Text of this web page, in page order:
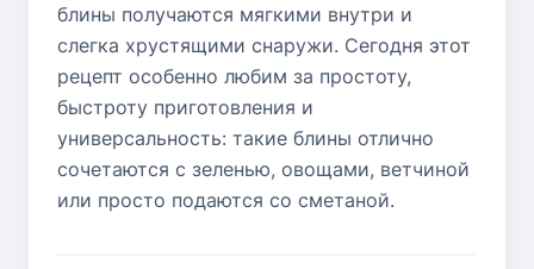
блины получаются мягкими внутри и
слегка хрустящими снаружи. Сегодня этот
рецепт особенно любим за простоту,
быстроту приготовления и
универсальность: такие блины отлично
сочетаются с зеленью, овощами, ветчиной
или просто подаются со сметаной.